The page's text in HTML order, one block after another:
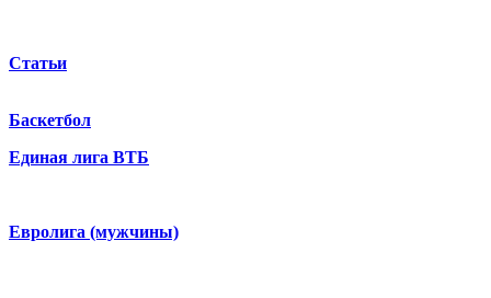
Статьи
Баскетбол
Единая лига ВТБ
Евролига (мужчины)